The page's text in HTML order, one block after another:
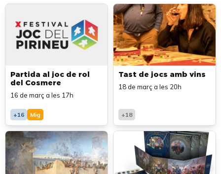
Partida al joc de rol
del Cosmere
16 de març a les 17h
+16 Mig
Tast de jocs amb vins
18 de març a les 20h
+18